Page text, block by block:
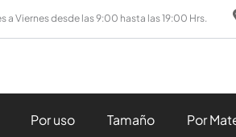
a Viernes desde las 9:00 hasta las 19:00 Hrs.
Por uso Tamaño Por